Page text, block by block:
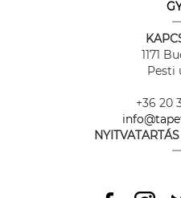
1171
Pesti
+36 20